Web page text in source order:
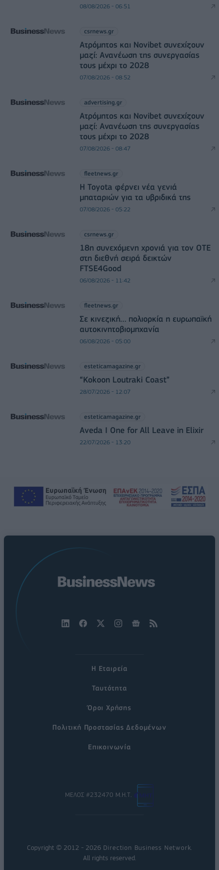
08/08/2026 - 06:51
csrnews.gr
Ατρόμητος και Novibet συνεχίζουν
μαζί: Ανανέωση της συνεργασίας
τους μέχρι το 2028
07/08/2026 - 08:52
advertising.gr
Ατρόμητος και Novibet συνεχίζουν
μαζί: Ανανέωση της συνεργασίας
τους μέχρι το 2028
07/08/2026 - 08:47
fleetnews.gr
Η Toyota φέρνει νέα γενιά
μπαταριών για τα υβριδικά της
07/08/2026 - 05:22
csrnews.gr
18η συνεχόμενη χρονιά για τον ΟΤΕ
στη διεθνή σειρά δεικτών
FTSE4Good
06/08/2026 - 11:42
fleetnews.gr
Σε κινεζική… πολιορκία η ευρωπαϊκή
αυτοκινητοβιομηχανία
06/08/2026 - 05:00
esteticamagazine.gr
“Kokoon Loutraki Coast”
28/07/2026 - 12:07
esteticamagazine.gr
Aveda I One for All Leave in Elixir
22/07/2026 - 13:20
Η Εταιρεία
Ταυτότητα
Όροι Χρήσης
Πολιτική Προστασίας Δεδομένων
Επικοινωνία
ΜΕΛΟΣ #232470 Μ.Η.Τ.
Copyright © 2012 - 2026 Direction Business Network.
All rights reserved.